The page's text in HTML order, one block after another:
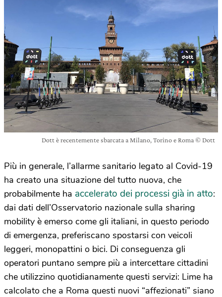
Dott è recentemente sbarcata a Milano, Torino e Roma © Dott
Più in generale, l’allarme sanitario legato al Covid-19
ha creato una situazione del tutto nuova, che
probabilmente ha accelerato dei processi già in atto:
dai dati dell’Osservatorio nazionale sulla sharing
mobility è emerso come gli italiani, in questo periodo
di emergenza, preferiscano spostarsi con veicoli
leggeri, monopattini o bici. Di conseguenza gli
operatori puntano sempre più a intercettare cittadini
che utilizzino quotidianamente questi servizi: Lime ha
calcolato che a Roma questi nuovi “affezionati” siano